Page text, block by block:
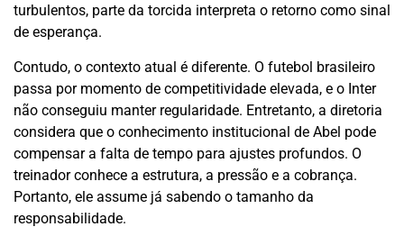
turbulentos, parte da torcida interpreta o retorno como sinal
de esperança.
Contudo, o contexto atual é diferente. O futebol brasileiro
passa por momento de competitividade elevada, e o Inter
não conseguiu manter regularidade. Entretanto, a diretoria
considera que o conhecimento institucional de Abel pode
compensar a falta de tempo para ajustes profundos. O
treinador conhece a estrutura, a pressão e a cobrança.
Portanto, ele assume já sabendo o tamanho da
responsabilidade.